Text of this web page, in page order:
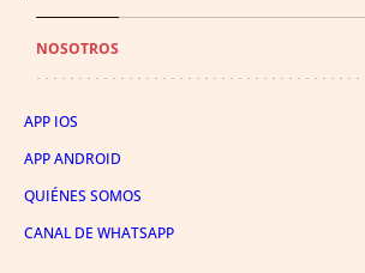
NOSOTROS
APP IOS
APP ANDROID
QUIÉNES SOMOS
CANAL DE WHATSAPP